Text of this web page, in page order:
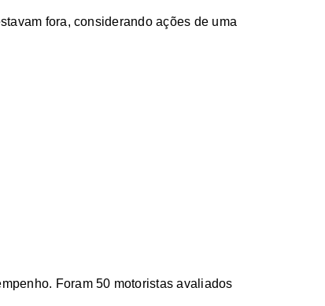
fora, considerando ações de uma
Foram 50 motoristas avaliados